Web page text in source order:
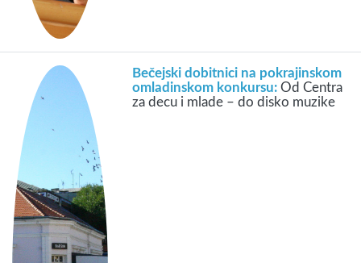
Bečejski dobitnici na pokrajinskom
omladinskom konkursu:Od Centra
za decu i mlade – do disko muzike